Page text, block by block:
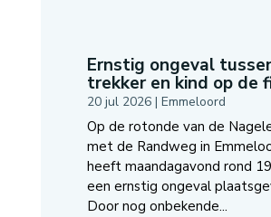
Ernstig ongeval
trekker en kind op de
20 jul 2026| Emmeloord
Op de rotonde van de
met de Randweg in
heeft maandagavond rond
een ernstig ongeval
Door nog onbekende...